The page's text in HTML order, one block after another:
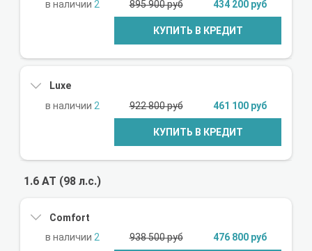
2 895 900 руб 434 200 руб
КУПИТЬ В КРЕДИТ
Luxe
2
922 800 руб 461 100 руб
КУПИТЬ В КРЕДИТ
1.6 AT (98 л.с.)
Comfort
2
938 500 руб 476 800 руб